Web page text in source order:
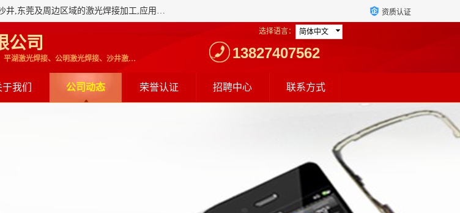
深圳市瑞禾昌激光科技有限公司承接:深圳,龙华,石岩,大浪,观澜,宝安,平湖,公明,西乡,沙井,东莞及周边区域的激光焊接加工,应用领域:用于手机壳,支架,电子通讯,不锈钢件,各种五金异形件,精密五金等激光修复厂. 资质认证
公司
龙华激光焊接,石岩激光焊接、观澜激光焊接、宝安激光焊接、平湖激光焊接、公明激光焊接、沙井激光焊接、激光加工、深圳激光焊接
简体中文
选择语言：
13827407562
于我们 公司动态 荣誉认证 招聘中心 联系方式